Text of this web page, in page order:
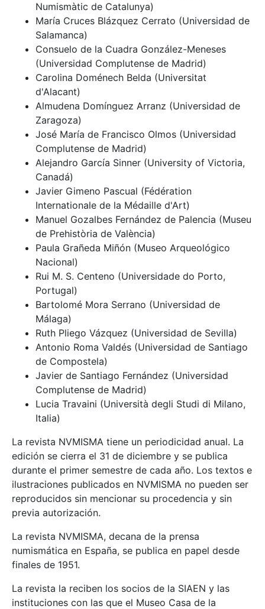
Numismàtic de Catalunya)
María Cruces Blázquez Cerrato (Universidad de
Salamanca)
Consuelo de la Cuadra González-Meneses
(Universidad Complutense de Madrid)
Carolina Doménech Belda (Universitat
d'Alacant)
Almudena Domínguez Arranz (Universidad de
Zaragoza)
José María de Francisco Olmos (Universidad
Complutense de Madrid)
Alejandro García Sinner (University of Victoria,
Canadá)
Javier Gimeno Pascual (Fédération
Internationale de la Médaille d'Art)
Manuel Gozalbes Fernández de Palencia (Museu
de Prehistòria de València)
Paula Grañeda Miñón (Museo Arqueológico
Nacional)
Rui M. S. Centeno (Universidade do Porto,
Portugal)
Bartolomé Mora Serrano (Universidad de
Málaga)
Ruth Pliego Vázquez (Universidad de Sevilla)
Antonio Roma Valdés (Universidad de Santiago
de Compostela)
Javier de Santiago Fernández (Universidad
Complutense de Madrid)
Lucia Travaini (Università degli Studi di Milano,
Italia)
La revista NVMISMA tiene un periodicidad anual. La
edición se cierra el 31 de diciembre y se publica
durante el primer semestre de cada año. Los textos e
ilustraciones publicados en NVMISMA no pueden ser
reproducidos sin mencionar su procedencia y sin
previa autorización.
La revista NVMISMA, decana de la prensa
numismática en España, se publica en papel desde
finales de 1951.
La revista la reciben los socios de la SIAEN y las
instituciones con las que el Museo Casa de la